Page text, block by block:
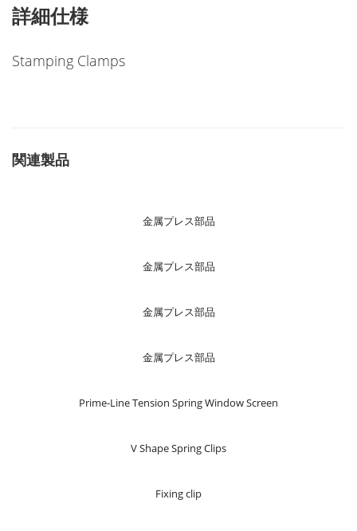
詳細仕様
Stamping Clamps
関連製品
金属プレス部品
金属プレス部品
金属プレス部品
金属プレス部品
Prime-Line Tension Spring Window Screen
V Shape Spring Clips
Fixing clip